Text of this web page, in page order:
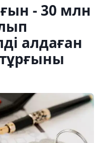
- 30 млн
алдаған